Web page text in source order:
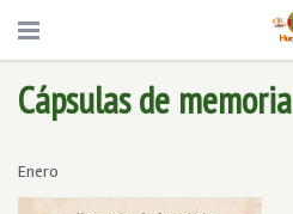
Cápsulas de memoria
Enero